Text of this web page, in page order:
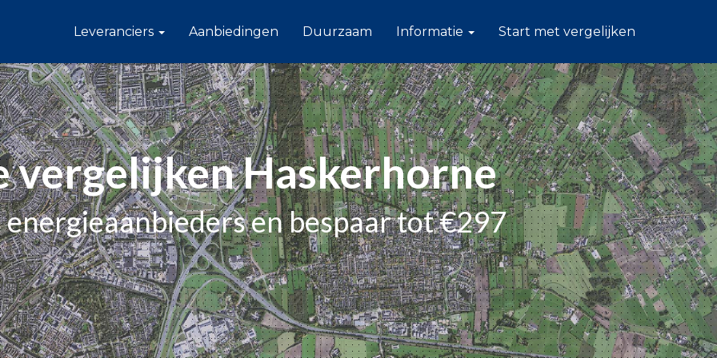
Leveranciers Aanbiedingen Duurzaam Informatie Start met vergelijken
vergelijken Haskerhorne
en bespaar tot €297